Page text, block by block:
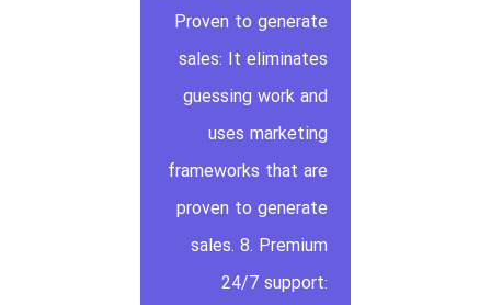
Proven to generate
sales: It eliminates
guessing work and
uses marketing
frameworks that are
proven to generate
sales. 8. Premium
24/7 support: